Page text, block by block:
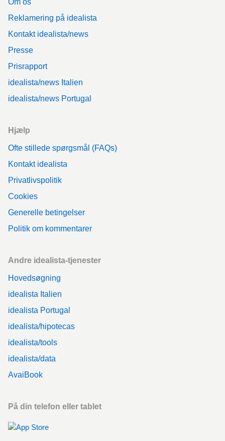
Om os
Reklamering på idealista
Kontakt idealista/news
Presse
Prisrapport
idealista/news Italien
idealista/news Portugal
Hjælp
Ofte stillede spørgsmål (FAQs)
Kontakt idealista
Privatlivspolitik
Cookies
Generelle betingelser
Politik om kommentarer
Andre idealista-tjenester
Hovedsøgning
idealista Italien
idealista Portugal
idealista/hipotecas
idealista/tools
idealista/data
AvaiBook
På din telefon eller tablet